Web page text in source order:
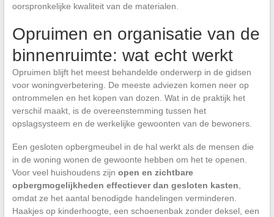
oorspronkelijke kwaliteit van de materialen.
Opruimen en organisatie van de
binnenruimte: wat echt werkt
Opruimen blijft het meest behandelde onderwerp in de gidsen
voor woningverbetering. De meeste adviezen komen neer op
ontrommelen en het kopen van dozen. Wat in de praktijk het
verschil maakt, is de overeenstemming tussen het
opslagsysteem en de werkelijke gewoonten van de bewoners.
Een gesloten opbergmeubel in de hal werkt als de mensen die
in de woning wonen de gewoonte hebben om het te openen.
Voor veel huishoudens zijn open en zichtbare
opbergmogelijkheden effectiever dan gesloten kasten,
omdat ze het aantal benodigde handelingen verminderen.
Haakjes op kinderhoogte, een schoenenbak zonder deksel, een